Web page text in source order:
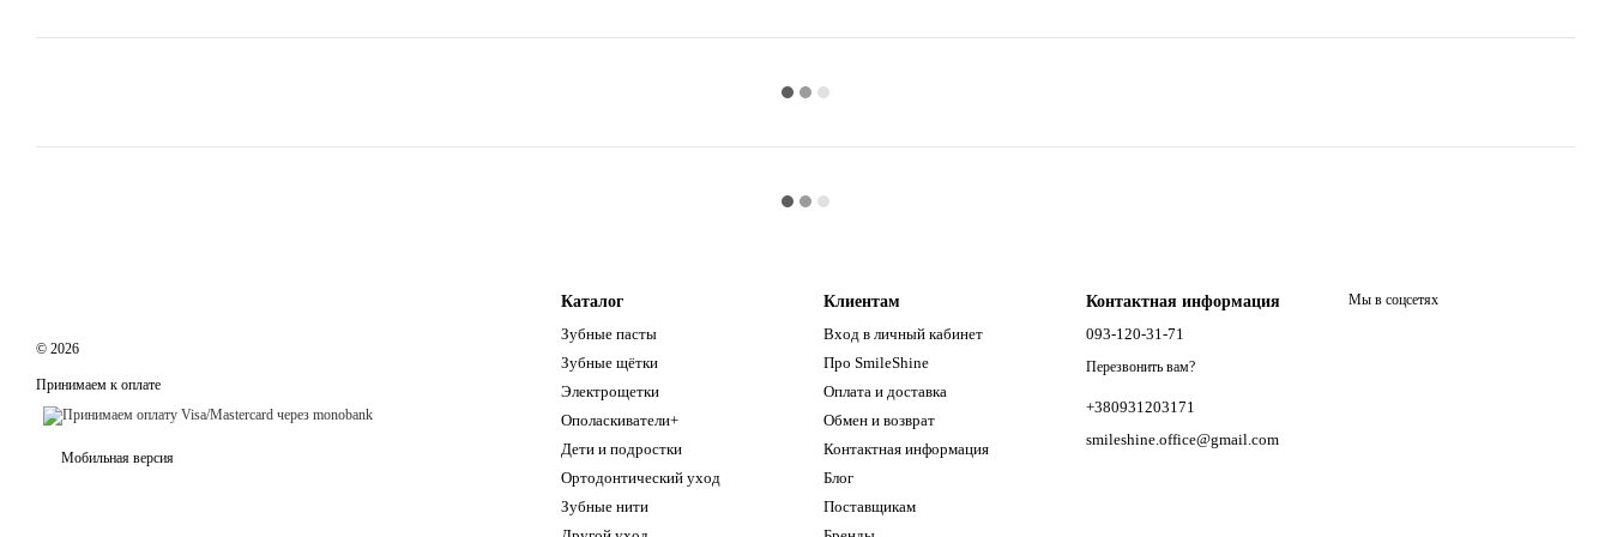
© 2026
Принимаем к оплате
Мобильная версия
Каталог
Зубные пасты
Зубные щётки
Электрощетки
Ополаскиватели+
Дети и подростки
Ортодонтический уход
Зубные нити
Клиентам
Вход в личный кабинет
Про SmileShine
Оплата и доставка
Обмен и возврат
Контактная информация
Блог
Поставщикам
Контактная информация
093-120-31-71
Перезвонить вам?
+380931203171
smileshine.office@gmail.com
Мы в соцсетях